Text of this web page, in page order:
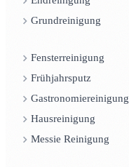
Grundreinigung
Fensterreinigung
Frühjahrsputz
Gastronomiereinigung
Hausreinigung
Messie Reinigung